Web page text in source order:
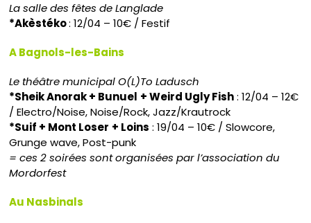
La salle des fêtes de Langlade
*Akèstéko: 12/04 – 10€ / Festif
A Bagnols-les-Bains
Le théâtre municipal O(L)To Ladusch
*Sheik Anorak + Bunuel + Weird Ugly Fish: 12/04 – 12€
/ Electro/Noise, Noise/Rock, Jazz/Krautrock
*Suif + Mont Loser + Loins : 19/04 – 10€ / Slowcore,
Grunge wave, Post-punk
= ces 2 soirées sont organisées par l’association du
Mordorfest
Au Nasbinals